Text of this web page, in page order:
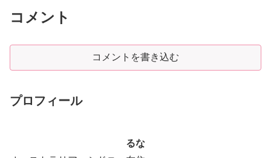
コメント
コメントを書き込む
プロフィール
るな